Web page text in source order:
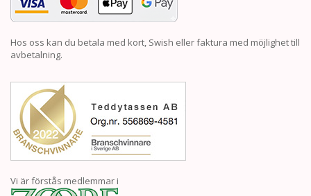
Hos oss kan du betala med kort, Swish eller faktura med möjlighet till
avbetalning.
Vi är förstås medlemmar i